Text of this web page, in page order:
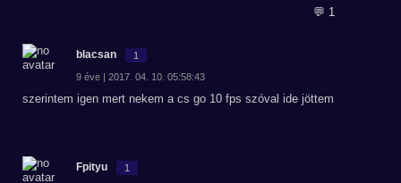
💬 1
blacsan 1
9 éve | 2017. 04. 10. 05:58:43
szerintem igen mert nekem a cs go 10 fps szóval ide jöttem
Fpityu 1